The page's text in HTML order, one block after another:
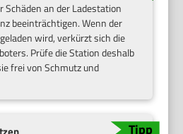
Schäden an der Ladestation
beeinträchtigen. Wenn der
wird, verkürzt sich die
Prüfe die Station deshalb
frei von Schmutz und